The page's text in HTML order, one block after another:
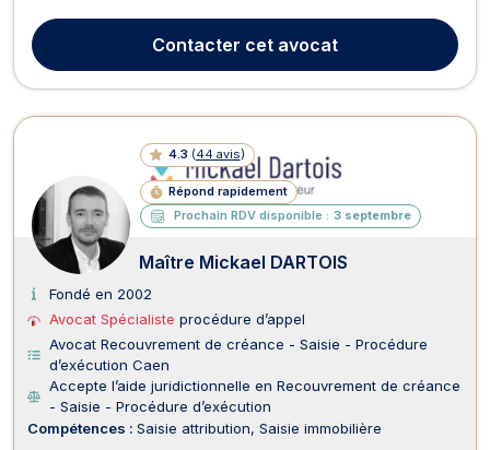
dossiers touchant au divorce, à la séparation, à la rupture de
PACS ou à la liquidation du ré...
Contacter cet avocat
4.3 (44 avis)
Répond rapidement
Prochain RDV disponible : 3 septembre
Maître Mickael DARTOIS
Fondé en 2002
Avocat Spécialiste procédure d’appel
Avocat Recouvrement de créance - Saisie - Procédure
d’exécution Caen
Accepte l’aide juridictionnelle en Recouvrement de créance
- Saisie - Procédure d’exécution
Compétences : Saisie attribution Saisie immobilière